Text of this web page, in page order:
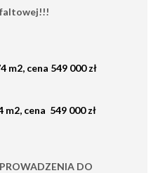
m2, cena 549 000 zł
cena 549 000 zł
DO